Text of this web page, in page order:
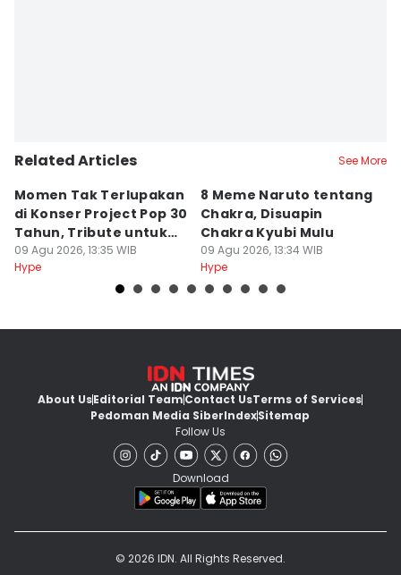
Related Articles See More
Momen Tak Terlupakan
di Konser Project Pop 30
Tahun, Tribute untuk
Oon
09 Agu 2026, 13:35 WIB
Hype
8 Meme Naruto tentang
Chakra, Disuapin
Chakra Kyubi Mulu
09 Agu 2026, 13:34 WIB
Hype
About UsEditorial TeamContact UsTerms of Services
Pedoman Media SiberIndexSitemap
Follow Us
Download
© 2026 IDN. All Rights Reserved.